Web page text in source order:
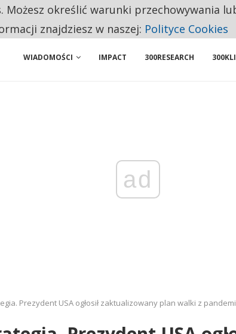
PRZEMYSŁ. NA LIŚCIE SĄ DWA PODMIOTY Z POLSKI
WIADOMOŚCI IMPACT 300RESEARCH
ad
Prezydent USA ogłosił zaktualizowany plan walki z
Możesz określić warunki przechowywania
znajdziesz w naszej: Polityce Cookies